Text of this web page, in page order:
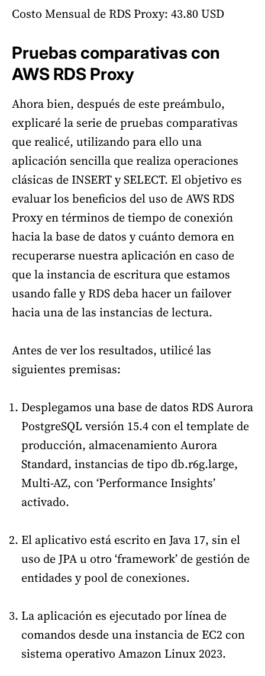
Costo Mensual de RDS Proxy: 43.80 USD
Pruebas comparativas con
AWS RDS Proxy
Ahora bien, después de este preámbulo,
explicaré la serie de pruebas comparativas
que realicé, utilizando para ello una
aplicación sencilla que realiza operaciones
clásicas de INSERT y SELECT. El objetivo es
evaluar los beneficios del uso de AWS RDS
Proxy en términos de tiempo de conexión
hacia la base de datos y cuánto demora en
recuperarse nuestra aplicación en caso de
que la instancia de escritura que estamos
usando falle y RDS deba hacer un failover
hacia una de las instancias de lectura.
Antes de ver los resultados, utilicé las
siguientes premisas:
Desplegamos una base de datos RDS Aurora
PostgreSQL versión 15.4 con el template de
producción, almacenamiento Aurora
Standard, instancias de tipo db.r6g.large,
Multi-AZ, con ‘Performance Insights’
activado.
El aplicativo está escrito en Java 17, sin el
uso de JPA u otro ‘framework’ de gestión de
entidades y pool de conexiones.
La aplicación es ejecutado por línea de
comandos desde una instancia de EC2 con
sistema operativo Amazon Linux 2023.